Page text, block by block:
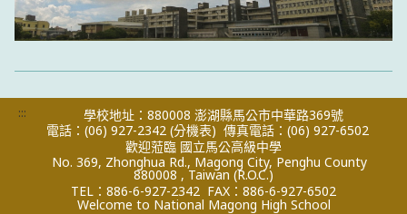
:::
學校地址：880008 澎湖縣馬公市中華路369號
電話：(06) 927-2342 (分機表) 傳真電話：(06) 927-6502
歡迎蒞臨 國立馬公高級中學
No. 369, Zhonghua Rd., Magong City, Penghu County
880008 , Taiwan (R.O.C.)
TEL：886-6-927-2342 FAX：886-6-927-6502
Welcome to National Magong High School